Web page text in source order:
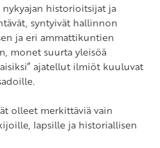
historioitsijat ja
syntyivät hallinnon
ja eri ammattikuntien
monet suurta yleisöä
ajatellut ilmiöt kuuluvat
olleet merkittäviä vain
lapsille ja historiallisen